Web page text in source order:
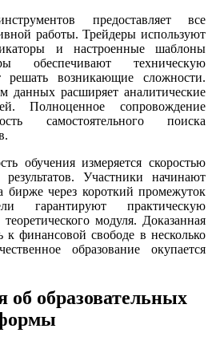
предоставляет все
работы. Трейдеры используют
и настроенные шаблоны
обеспечивают техническую
возникающие сложности.
данных расширяет аналитические
Полноценное сопровождение
самостоятельного поиска
обучения измеряется скоростью
Участники начинают
бирже через короткий промежуток
гарантируют практическую
модуля. Доказанная
к финансовой свободе в несколько
образование окупается
образовательных